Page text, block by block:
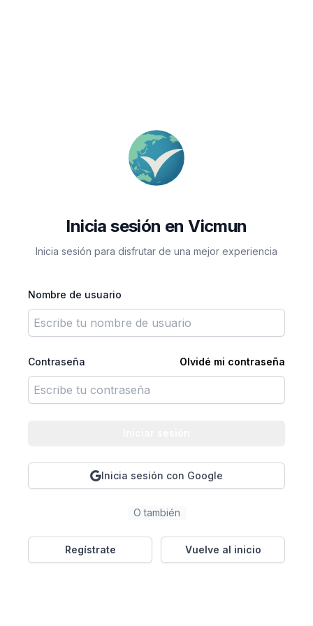
Inicia sesión en Vicmun
Inicia sesión para disfrutar de una mejor experiencia
Nombre de usuario
Contraseña Olvidé mi contraseña
Inicia sesión con Google
O también
Regístrate Vuelve al inicio